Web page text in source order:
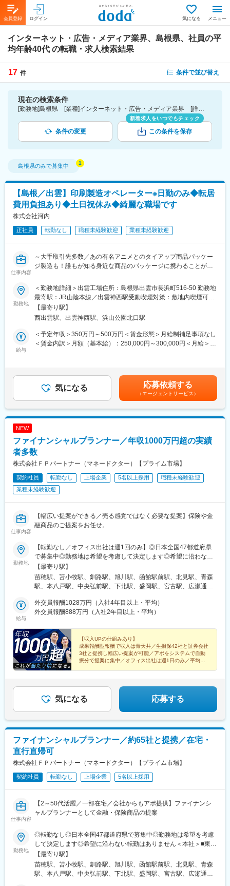
会員登録 ログイン 気になる メニュー
インターネット・広告・メディア業界、島根県、社員の平
均年齢40代 の転職・求人検索結果
17 件 条件で並び替え
現在の検索条件
[勤務地]島根県 [業種]インターネット・広告・メディア業界 [詳細条件](社員の平均年齢)40代
条件の変更
新着求人をいつでもチェック
この条件を保存
島根県のみで募集中
【島根／出雲】印刷製造オペレーター※日勤のみ◆転居
費用負担あり◆土日祝休み◆綺麗な職場です
株式会社河内
正社員 転勤なし 職種未経験歓迎 業種未経験歓迎
仕事内容
～大手取引先多数／あの有名アニメとのタイアップ商品パッケー
ジ製造も！誰もが知る身近な商品のパッケージに携わることがで
■業務内容
「商品の顔」ともいえるパッケージの企画・製造を行っている同
社にて印刷製造オペレーターポジションを担っていただきます。
製造のフローは「印刷」「打ち抜き」「貼り」「アソート」と各
工程にわかれており、今回の募集では印刷工程での勤務を想定し
ております。
運ぶ量の調整が出来、またハンドパレット（フォークシフト）を
使用することもございます。
■働く環境
・工場全体：60名程
平均年齢は30代後半。20～30代前半の社員も多く在籍していて活
気のある職場です。
ますが、残業は月平均30時間程度で、WLBを整えて働くことがで
きます。
■入社後の流れ
経験を活かしご活躍いただく予定ですが、入社後はまずはOJTに
て弊社製造工程について説明とフォローをさせていただきます。
■同社について
1990年に設立し、地元広島を中心に、株式会社ジェイ・エム・エ
スやフマキラー株式会社など、日本を代表する大手メーカーとの
直取引をしてきました。
2012年に出雲工場、2014年には東京営業所を開設する等、シェア
質」が好評をよび、昨今の景況感の中でも着実に成長し続ける優
良企業です。
製品に関しては自社一貫生産を貫いており、業界で初の八色機を
世界で初めて採用されました。完全受注生産のため、世の中にな
いものが創り出せることが特徴です。
変更の範囲：会社の定める業務
勤務地
＜勤務地詳細＞出雲工場住所：島根県出雲市長浜町516‐50 勤務地
最寄駅：JR山陰本線／出雲神西駅受動喫煙対策：敷地内喫煙可能
場所あり変更の範囲：無
【最寄り駅】
西出雲駅、出雲神西駅、浜山公園北口駅
給与
＜予定年収＞350万円～500万円＜賃金形態＞月給制補足事項なし
＜賃金内訳＞月額（基本給）：250,000円～300,000円＜月給＞
賃金はあくまでも目安の金額であり、選考を通じて上下する可能
性があります。月給(月額)は固定手当を含めた表記です。
気になる 応募依頼する
（エージェントサービス）
NEW
ファイナンシャルプランナー／年収1000万円超の実績
者多数
株式会社ＦＰパートナー（マネードクター）【プライム市場】
契約社員 転勤なし 上場企業 5名以上採用
職種未経験歓迎
業種未経験歓迎
仕事内容
【幅広い提案ができる／売る感覚ではなく必要な提案】保険や金
融商品のご提案をお任せ。
勤務地
【転勤なし／オフィス出社は週1回のみ】◎日本全国47都道府県
で募集中◎勤務地は希望を考慮して決定します◎希望に沿わない
転勤はありません＜本社＞■東京都台東区浅草橋1-1-8 FP浅草橋ビ
ル・JR中央・総武線『浅草橋駅』西口出口より徒歩約2分・都営
地下鉄浅草線『浅草橋駅』A2出口より徒歩約3分・JR総武線快速
禁煙）▼勤務地の詳細は以下をご確認ください
【最寄り駅】
苗穂駅、苫小牧駅、釧路駅、旭川駅、函館駅前駅、北見駅、青森
駅、本八戸駅、中央弘前駅、下北駅、盛岡駅、宮古駅、広瀬通
駅、南長井駅、さくらんぼ東根駅、郡山駅(福島県)、いわき駅、福
島駅(福島県)、小見川駅、つくば駅、偕楽園駅、東宿郷駅、小山
(埼玉県)、川越駅、御花畑駅、南浦和駅、東松山駅、深谷駅、葭川
公園駅、京成成田駅、海浜幕張駅、船橋駅、柏駅、水道橋駅、末
広町駅(東京都)、馬喰町駅、吉祥寺駅、町田駅、自由が丘駅、立川
駅、京王八王子駅、岩本町駅、日本大通り駅、伊勢佐木長者町
駅、藤沢駅、平塚駅、沼津駅、高島町駅、馬車道駅、みなとみら
前駅(長野県)、信濃荒井駅、電気ビル前駅、北鉄金沢駅、仁愛女子
高校駅、敦賀駅、西岐阜駅、高山駅、多治見駅、新静岡駅、富士
駅、手柄駅、新大宮駅、和歌山市駅、鳥取駅、松江駅、電鉄出雲
市駅、岡山駅前駅、銀山町駅、福山駅、袋町駅、新山口駅、徳山
駅、徳島駅、阿南駅、片原町駅(香川県)、松山市駅、丸亀駅、はり
まや橋駅、博多駅、小倉駅(福岡県)、東比恵駅、通谷駅、西鉄久留
米駅、佐賀駅、平和公園駅、佐世保中央駅、水道町駅、大分駅、
中津駅(大分県)、宮崎駅、高見馬場駅、隼人駅、美栄橋駅、バスセ
ンター前駅、函館駅、弘前駅、青葉通一番町駅、愛宕橋駅、長井
駅、駅東公園前駅、前橋駅、西武秩父駅、栄町駅(千葉県)、成田
駅、京成船橋駅、九段下駅、上野広小路駅、馬喰横山駅、九品仏
駅、立川北駅、八王子駅、神田駅(東京都)、石川町駅、関内駅、新
駅、駅前大通駅、栄町駅(愛知県)、あすなろう四日市駅、石場駅、
京都市役所前駅、心斎橋駅、東梅田駅、元町駅(兵庫県)、三宮・花
時計前駅、山陽姫路駅、岡山駅、稲荷町駅(広島県)、中電前駅、眉
山ロープウェイ山麓駅、高松築港駅、堀詰駅、西小倉駅、東中間
駅、花畑駅、原爆資料館駅、中佐世保駅、通町筋駅、加治屋町
給与
外交員報酬1028万円（入社4年目以上・平均）
外交員報酬888万円（入社2年目以上・平均）
【収入UPの仕組みあり】
成果報酬型報酬で収入は青天井／生損保42社と証券会社
3社と提携し幅広い提案が可能／アポをシステムで自動
振分で提案に集中／オフィス出社は週1日のみ／平均外
気になる 応募する
ファイナンシャルプランナー／約65社と提携／在宅・
直行直帰可
株式会社ＦＰパートナー（マネードクター）【プライム市場】
契約社員 転勤なし 上場企業 5名以上採用
仕事内容
【2～50代活躍／一部在宅／会社からもアポ提供】ファイナンシ
ャルプランナーとして金融・保険商品の提案
勤務地
◎転勤なし◎日本全国47都道府県で募集中◎勤務地は希望を考慮
して決定します◎希望に沿わない転勤はありません＜本社＞■東京
都台東区浅草橋1-1-8 FP浅草橋ビル・JR中央・総武線「浅草橋」
駅西口出口より徒歩約2分・都営地下鉄浅草線「浅草橋」駅A2出
口より徒歩約3分・JR総武線快速「馬喰町」駅C3出口より徒歩約
【最寄り駅】
苗穂駅、苫小牧駅、釧路駅、旭川駅、函館駅前駅、北見駅、青森
駅、本八戸駅、中央弘前駅、下北駅、盛岡駅、宮古駅、広瀬通